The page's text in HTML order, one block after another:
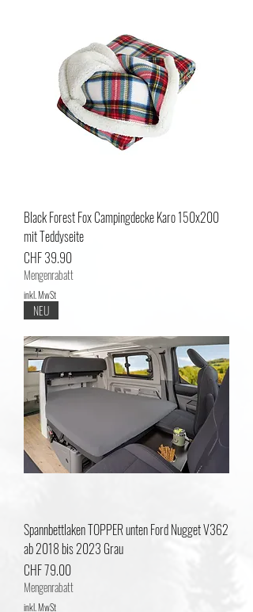
Black Forest Fox Campingdecke Karo 150x200
mit Teddyseite
Preis
CHF 39.90
Mengenrabatt
inkl. MwSt
NEU
Spannbettlaken TOPPER unten Ford Nugget V362
ab 2018 bis 2023 Grau
Preis
CHF 79.00
Mengenrabatt
inkl. MwSt